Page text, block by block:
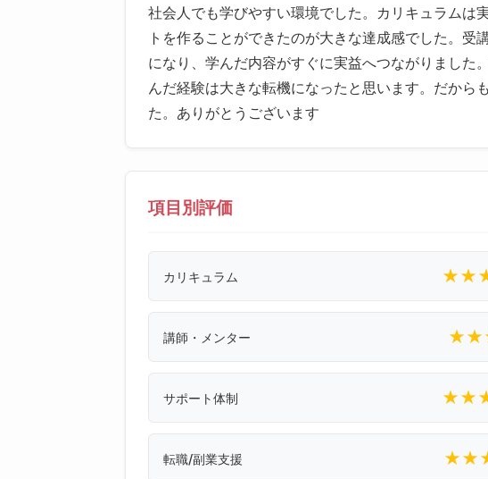
社会人でも学びやすい環境でした。カリキュラムは
トを作ることができたのが大きな達成感でした。受
になり、学んだ内容がすぐに実益へつながりました
んだ経験は大きな転機になったと思います。だから
た。ありがとうございます
項目別評価
カリキュラム ★★
講師・メンター ★★
サポート体制 ★★
転職/副業支援 ★★